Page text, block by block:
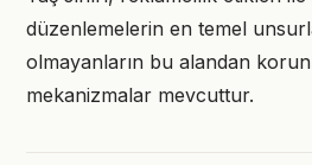
düzenlemelerin en temel
olmayanların bu alandan
mekanizmalar mevcuttur.